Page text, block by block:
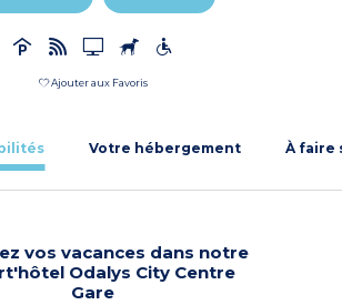
Ajouter aux Favoris
Votre hébergement À faire
vos vacances dans notre
Odalys City Centre
Gare